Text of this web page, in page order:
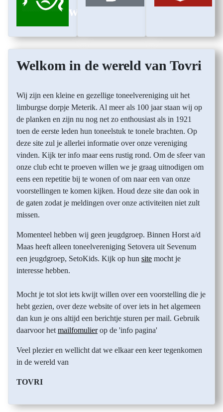
wij
Welkom in de wereld van Tovri
Wij zijn een kleine en gezellige toneelvereniging uit het
limburgse dorpje Meterik. Al meer als 100 jaar staan wij op
de planken en zijn nu nog net zo enthousiast als in 1921
toen de eerste leden hun toneelstuk te tonele brachten. Op
deze site zul je allerlei informatie over onze vereniging
vinden. Kijk ter info maar eens rustig rond. Om de sfeer van
onze club echt te proeven willen we je graag uitnodigen om
eens een repetitie bij te wonen of om naar een van onze
voorstellingen te komen kijken. Houd deze site dan ook in
de gaten zodat je meldingen over onze activiteiten niet zult
missen.
Momenteel hebben wij geen jeugdgroep. Binnen Horst a/d
Maas heeft alleen toneelvereniging Setovera uit Sevenum
een jeugdgroep, SetoKids. Kijk op hun site mocht je
interesse hebben.
Mocht je tot slot iets kwijt willen over een voorstelling die je
hebt gezien, over deze website of over iets in het algemeen
dan kun je ons altijd een berichtje sturen per mail. Gebruik
daarvoor het mailfomulierop de 'info pagina'
Veel plezier en wellicht dat we elkaar een keer tegenkomen
in de wereld van
TOVRI